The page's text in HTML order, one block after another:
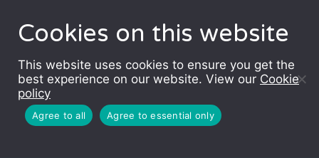
Cookies on this website
This website uses cookies to ensure you get the
best experience on our website. View our Cookie
policy
Agree to all Agree to essential only